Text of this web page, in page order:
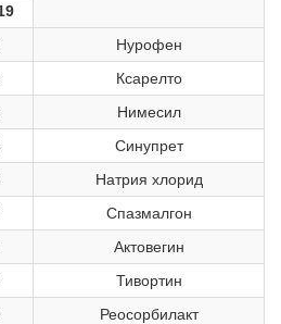
Нурофен
Ксарелто
Нимесил
Синупрет
Натрия хлорид
Спазмалгон
Актовегин
Тивортин
Реосорбилакт